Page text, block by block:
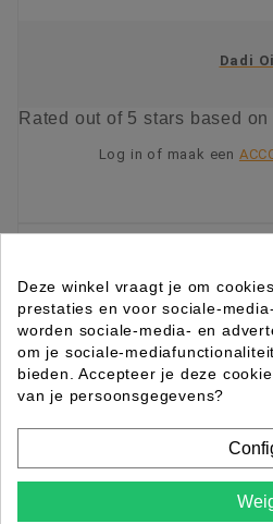
Dadi
Rated out of 5 stars based on
Log in of maak een
Deze winkel vraagt je om
prestaties en voor sociale-
worden sociale-media- en
om je sociale-
bieden. Accepteer je deze
van je persoonsgegevens?